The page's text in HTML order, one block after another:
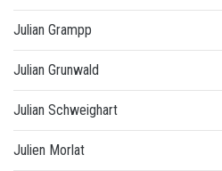
Julian Grampp
Julian Grunwald
Julian Schweighart
Julien Morlat